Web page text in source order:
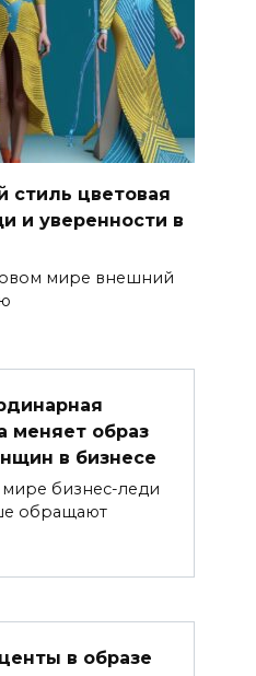
стиль цветовая
и уверенности в
мире внешний
меняет образ
в бизнесе
бизнес-леди
обращают
в образе